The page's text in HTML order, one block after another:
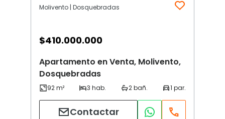
Molivento | Dosquebradas
$410.000.000
Apartamento en Venta, Molivento,
Dosquebradas
Contactar